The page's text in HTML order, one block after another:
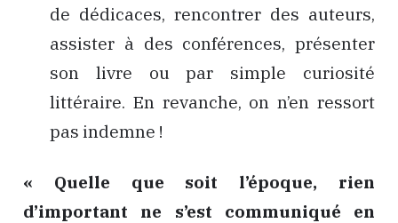
de dédicaces, rencontrer des auteurs,
assister à des conférences, présenter
son livre ou par simple curiosité
littéraire. En revanche, on n’en ressort
pas indemne !
« Quelle que soit l’époque, rien
d’important ne s’est communiqué en